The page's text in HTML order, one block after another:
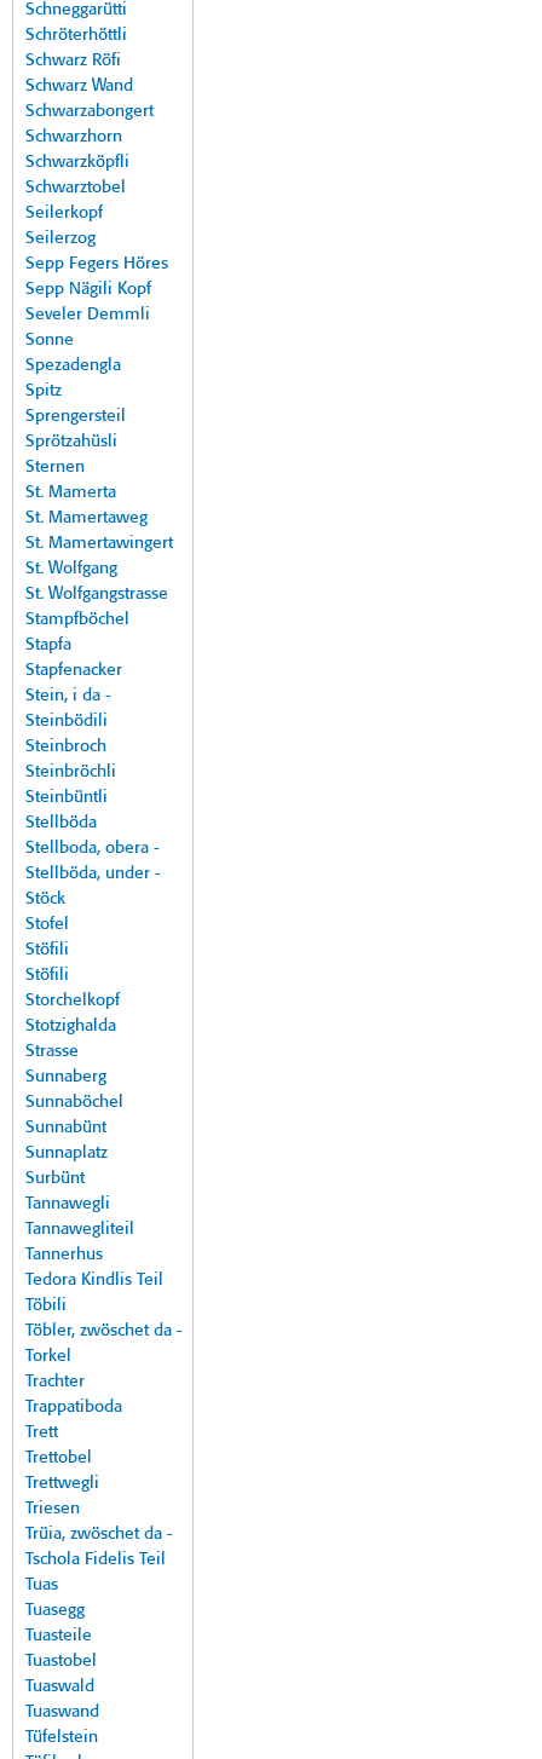
Schneggarütti
Schröterhöttli
Schwarz Röfi
Schwarz Wand
Schwarzabongert
Schwarzhorn
Schwarzköpfli
Schwarztobel
Seilerkopf
Seilerzog
Sepp Fegers Höres
Sepp Nägili Kopf
Seveler Demmli
Sonne
Spezadengla
Spitz
Sprengersteil
Sprötzahüsli
Sternen
St. Mamerta
St. Mamertaweg
St. Mamertawingert
St. Wolfgang
St. Wolfgangstrasse
Stampfböchel
Stapfa
Stapfenacker
Stein, i da -
Steinbödili
Steinbroch
Steinbröchli
Steinbüntli
Stellböda
Stellboda, obera -
Stellböda, under -
Stöck
Stofel
Stöfili
Stöfili
Storchelkopf
Stotzighalda
Strasse
Sunnaberg
Sunnaböchel
Sunnabünt
Sunnaplatz
Surbünt
Tannawegli
Tannawegliteil
Tannerhus
Tedora Kindlis Teil
Töbili
Töbler, zwöschet da -
Torkel
Trachter
Trappatiboda
Trett
Trettobel
Trettwegli
Triesen
Trüia, zwöschet da -
Tschola Fidelis Teil
Tuas
Tuasegg
Tuasteile
Tuastobel
Tuaswald
Tuaswand
Tüfelstein